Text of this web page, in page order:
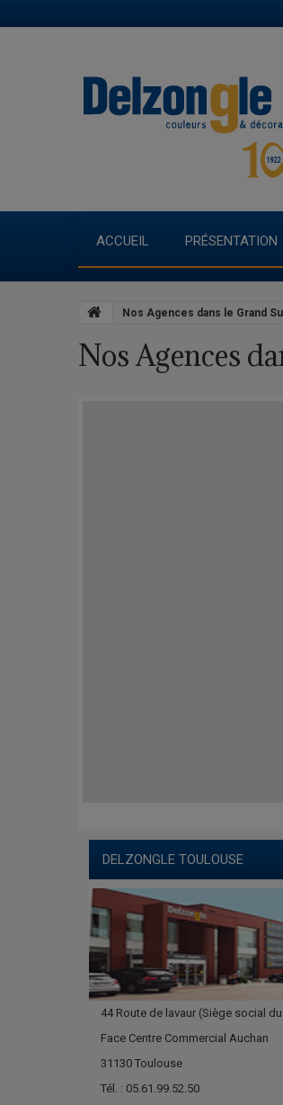
ACCUEIL PRÉSENTATION
Nos Agences dans le Grand
Nos Agences
DELZONGLE TOULOUSE
44 Route de lavaur (Siège social
Face Centre Commercial Auchan
31130 Toulouse
Tél. : 05.61.99.52.50